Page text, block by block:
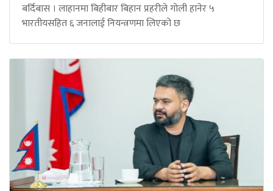
बर्दिबास । लाहानमा बिहीबार बिहान प्रहरीले गोली हानेर ५
भारतीयसहित ६ जनालाई नियन्त्रणमा लिएको छ